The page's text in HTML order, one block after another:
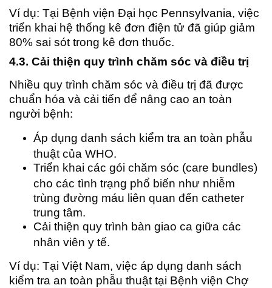
Ví dụ: Tại Bệnh viện Đại học Pennsylvania, việc
triển khai hệ thống kê đơn điện tử đã giúp giảm
80% sai sót trong kê đơn thuốc.
4.3. Cải thiện quy trình chăm sóc và điều trị
Nhiều quy trình chăm sóc và điều trị đã được
chuẩn hóa và cải tiến để nâng cao an toàn
người bệnh:
Áp dụng danh sách kiểm tra an toàn phẫu
thuật của WHO.
Triển khai các gói chăm sóc (care bundles)
cho các tình trạng phổ biến như nhiễm
trùng đường máu liên quan đến catheter
trung tâm.
Cải thiện quy trình bàn giao ca giữa các
nhân viên y tế.
Ví dụ: Tại Việt Nam, việc áp dụng danh sách
kiểm tra an toàn phẫu thuật tại Bệnh viện Chợ